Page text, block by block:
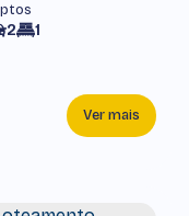
1
2
Ver mais